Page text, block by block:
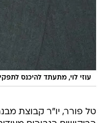
עוזי לוי, מתעתד להיכנס
טל פורר, יו"ר קבוצת